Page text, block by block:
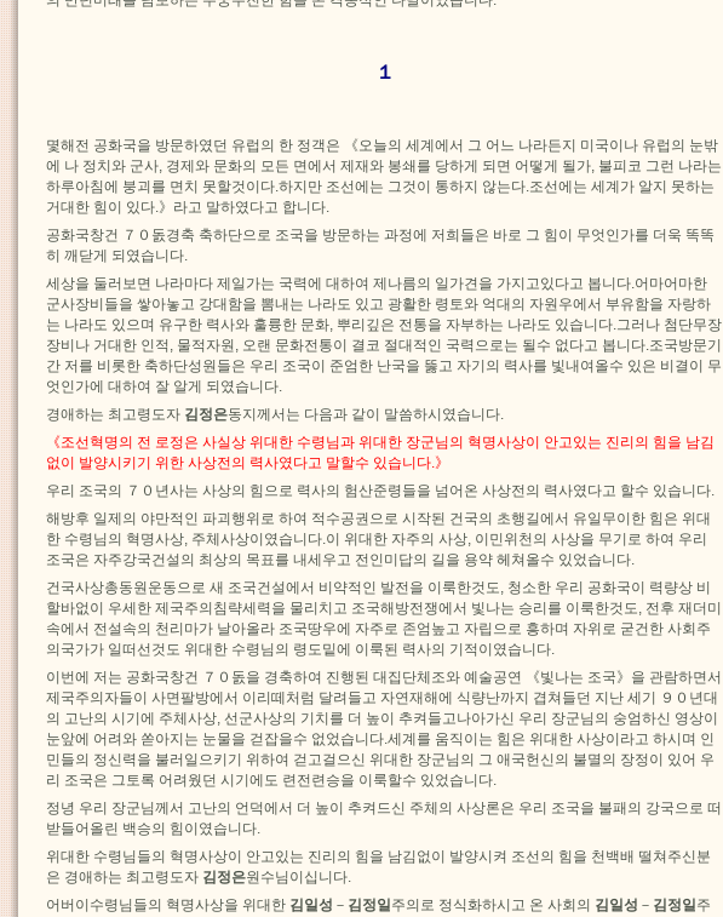
１
몇해전 공화국을 방문하였던 유럽의 한 정객은 《오늘의 세계에서 그 어느 나라든지 미국이나 유럽의 눈밖
에 나 정치와 군사, 경제와 문화의 모든 면에서 제재와 봉쇄를 당하게 되면 어떻게 될가, 불피코 그런 나라는
하루아침에 붕괴를 면치 못할것이다.하지만 조선에는 그것이 통하지 않는다.조선에는 세계가 알지 못하는
거대한 힘이 있다.》라고 말하였다고 합니다.
공화국창건 ７０돐경축 축하단으로 조국을 방문하는 과정에 저희들은 바로 그 힘이 무엇인가를 더욱 똑똑
히 깨닫게 되였습니다.
세상을 둘러보면 나라마다 제일가는 국력에 대하여 제나름의 일가견을 가지고있다고 봅니다.어마어마한
군사장비들을 쌓아놓고 강대함을 뽐내는 나라도 있고 광활한 령토와 억대의 자원우에서 부유함을 자랑하
는 나라도 있으며 유구한 력사와 훌륭한 문화, 뿌리깊은 전통을 자부하는 나라도 있습니다.그러나 첨단무장
장비나 거대한 인적, 물적자원, 오랜 문화전통이 결코 절대적인 국력으로는 될수 없다고 봅니다.조국방문기
간 저를 비롯한 축하단성원들은 우리 조국이 준엄한 난국을 뚫고 자기의 력사를 빛내여올수 있은 비결이 무
엇인가에 대하여 잘 알게 되였습니다.
경애하는 최고령도자 김정은동지께서는 다음과 같이 말씀하시였습니다.
《조선혁명의 전 로정은 사실상 위대한 수령님과 위대한 장군님의 혁명사상이 안고있는 진리의 힘을 남김
없이 발양시키기 위한 사상전의 력사였다고 말할수 있습니다.》
우리 조국의 ７０년사는 사상의 힘으로 력사의 험산준령들을 넘어온 사상전의 력사였다고 할수 있습니다.
해방후 일제의 야만적인 파괴행위로 하여 적수공권으로 시작된 건국의 초행길에서 유일무이한 힘은 위대
한 수령님의 혁명사상, 주체사상이였습니다.이 위대한 자주의 사상, 이민위천의 사상을 무기로 하여 우리
조국은 자주강국건설의 최상의 목표를 내세우고 전인미답의 길을 용약 헤쳐올수 있었습니다.
건국사상총동원운동으로 새 조국건설에서 비약적인 발전을 이룩한것도, 청소한 우리 공화국이 력량상 비
할바없이 우세한 제국주의침략세력을 물리치고 조국해방전쟁에서 빛나는 승리를 이룩한것도, 전후 재더미
속에서 전설속의 천리마가 날아올라 조국땅우에 자주로 존엄높고 자립으로 흥하며 자위로 굳건한 사회주
의국가가 일떠선것도 위대한 수령님의 령도밑에 이룩된 력사의 기적이였습니다.
이번에 저는 공화국창건 ７０돐을 경축하여 진행된 대집단체조와 예술공연 《빛나는 조국》을 관람하면서
제국주의자들이 사면팔방에서 이리떼처럼 달려들고 자연재해에 식량난까지 겹쳐들던 지난 세기 ９０년대
의 고난의 시기에 주체사상, 선군사상의 기치를 더 높이 추켜들고나아가신 우리 장군님의 숭엄하신 영상이
눈앞에 어려와 쏟아지는 눈물을 걷잡을수 없었습니다.세계를 움직이는 힘은 위대한 사상이라고 하시며 인
민들의 정신력을 불러일으키기 위하여 걷고걸으신 위대한 장군님의 그 애국헌신의 불멸의 장정이 있어 우
리 조국은 그토록 어려웠던 시기에도 련전련승을 이룩할수 있었습니다.
정녕 우리 장군님께서 고난의 언덕에서 더 높이 추켜드신 주체의 사상론은 우리 조국을 불패의 강국으로 떠
받들어올린 백승의 힘이였습니다.
위대한 수령님들의 혁명사상이 안고있는 진리의 힘을 남김없이 발양시켜 조선의 힘을 천백배 떨쳐주신분
은 경애하는 최고령도자 김정은원수님이십니다.
어버이수령님들의 혁명사상을 위대한 김일성 － 김정일주의로 정식화하시고 온 사회의 김일성 － 김정일주